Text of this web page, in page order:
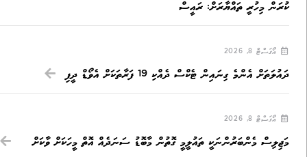
ކުރަން މިހުރީ ތައްޔާރަށް: ރައީސް
އޯގަސްޓް 8, 2026
ދައުލަތަށް އެންމެ ގިނައިން ޓެކްސް ދެއްކި 19 ފަރާތަކަށް އެވޯޑް ދީފި
އޯގަސްޓް 8, 2026
މަޖިލިސް މެންބަރުންނަކީ ތައުލީމީ ގޮތުން މާބޮޑު ސަނަދެއް އޮތް މީހަކަށް ވާކަށް